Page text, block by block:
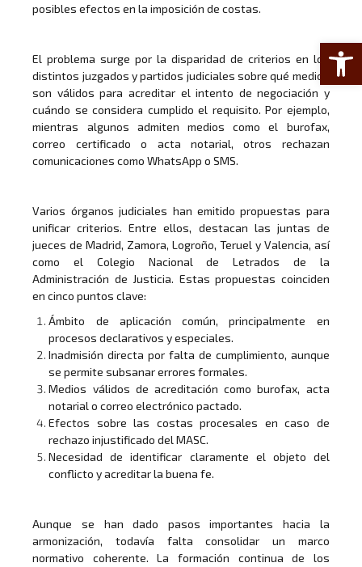
Abrir
posibles efectos en la imposición de costas.
El problema surge por la disparidad de criterios en los
distintos juzgados y partidos judiciales sobre qué medios
son válidos para acreditar el intento de negociación y
cuándo se considera cumplido el requisito. Por ejemplo,
mientras algunos admiten medios como el burofax,
correo certificado o acta notarial, otros rechazan
comunicaciones como WhatsApp o SMS.
Varios órganos judiciales han emitido propuestas para
unificar criterios. Entre ellos, destacan las juntas de
jueces de Madrid, Zamora, Logroño, Teruel y Valencia, así
como el Colegio Nacional de Letrados de la
Administración de Justicia. Estas propuestas coinciden
en cinco puntos clave:
Ámbito de aplicación común, principalmente en
procesos declarativos y especiales.
Inadmisión directa por falta de cumplimiento, aunque
se permite subsanar errores formales.
Medios válidos de acreditación como burofax, acta
notarial o correo electrónico pactado.
Efectos sobre las costas procesales en caso de
rechazo injustificado del MASC.
Necesidad de identificar claramente el objeto del
conflicto y acreditar la buena fe.
Aunque se han dado pasos importantes hacia la
armonización, todavía falta consolidar un marco
normativo coherente. La formación continua de los